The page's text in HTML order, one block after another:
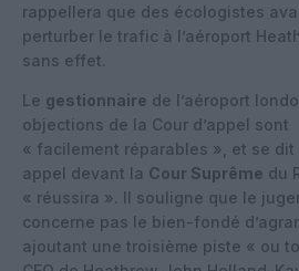
rappellera que des écologistes
perturber le trafic à l’aéroport
sans effet.
Le gestionnaire de l’aéroport
objections de la Cour d’appel sont
« facilement réparables », et se
appel devant la Cour Suprême du
« réussira ». Il souligne que le
concerne pas le bien-fondé
ajoutant une troisième piste « ou